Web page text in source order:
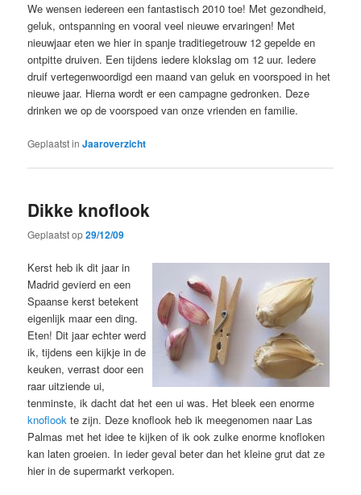
We wensen iedereen een fantastisch 2010 toe! Met gezondheid,
geluk, ontspanning en vooral veel nieuwe ervaringen! Met
nieuwjaar eten we hier in spanje traditiegetrouw 12 gepelde en
ontpitte druiven. Een tijdens iedere klokslag om 12 uur. Iedere
druif vertegenwoordigd een maand van geluk en voorspoed in het
nieuwe jaar. Hierna wordt er een campagne gedronken. Deze
drinken we op de voorspoed van onze vrienden en familie.
Geplaatst in Jaaroverzicht
Dikke knoflook
Geplaatst op29/12/09
Kerst heb ik dit jaar in
Madrid gevierd en een
Spaanse kerst betekent
eigenlijk maar een ding.
Eten! Dit jaar echter werd
ik, tijdens een kijkje in de
keuken, verrast door een
raar uitziende ui,
tenminste, ik dacht dat het een ui was. Het bleek een enorme
knoflook te zijn. Deze knoflook heb ik meegenomen naar Las
Palmas met het idee te kijken of ik ook zulke enorme knofloken
kan laten groeien. In ieder geval beter dan het kleine grut dat ze
hier in de supermarkt verkopen.